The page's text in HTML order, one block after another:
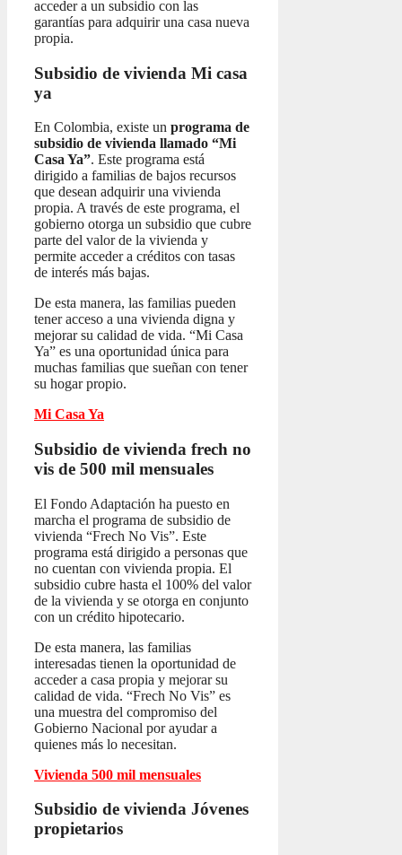
acceder a un subsidio con las
garantías para adquirir una casa nueva
propia.
Subsidio de vivienda Mi casa
ya
En Colombia, existe un programa de
subsidio de vivienda llamado “Mi
Casa Ya”. Este programa está
dirigido a familias de bajos recursos
que desean adquirir una vivienda
propia. A través de este programa, el
gobierno otorga un subsidio que cubre
parte del valor de la vivienda y
permite acceder a créditos con tasas
de interés más bajas.
De esta manera, las familias pueden
tener acceso a una vivienda digna y
mejorar su calidad de vida. “Mi Casa
Ya” es una oportunidad única para
muchas familias que sueñan con tener
su hogar propio.
Mi Casa Ya
Subsidio de vivienda frech no
vis de 500 mil mensuales
El Fondo Adaptación ha puesto en
marcha el programa de subsidio de
vivienda “Frech No Vis”. Este
programa está dirigido a personas que
no cuentan con vivienda propia. El
subsidio cubre hasta el 100% del valor
de la vivienda y se otorga en conjunto
con un crédito hipotecario.
De esta manera, las familias
interesadas tienen la oportunidad de
acceder a casa propia y mejorar su
calidad de vida. “Frech No Vis” es
una muestra del compromiso del
Gobierno Nacional por ayudar a
quienes más lo necesitan.
Vivienda 500 mil mensuales
Subsidio de vivienda Jóvenes
propietarios